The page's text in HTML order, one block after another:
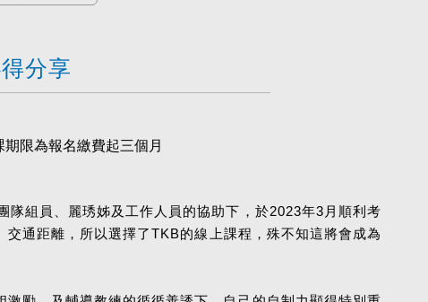
分享
限為報名繳費起三個月
組員、麗琇姊及工作人員的協助下，於2023年3月順利考
通距離，所以選擇了TKB的線上課程，殊不知這將會成為